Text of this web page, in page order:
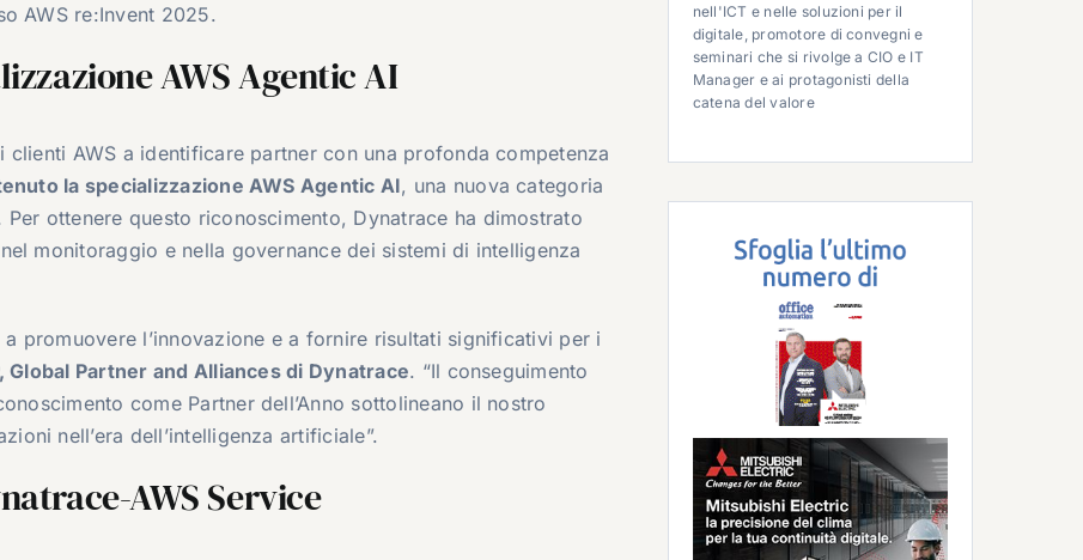
AWS re:Invent 2025.
AWS Agentic AI
AWS a identificare partner con una profonda competenza
la specializzazione AWS Agentic AI, una nuova categoria
Per ottenere questo riconoscimento, Dynatrace ha dimostrato
monitoraggio e nella governance dei sistemi di intelligenza
promuovere l’innovazione e a fornire risultati significativi per i
Global Partner and Alliances di Dynatrace. “Il conseguimento
come Partner dell’Anno sottolineano il nostro
nell’era dell’intelligenza artificiale”.
AWS Service
nell'ICT e nelle soluzioni per il
digitale, promotore di convegni e
seminari che si rivolge a CIO e IT
Manager e ai protagonisti della
catena del valore